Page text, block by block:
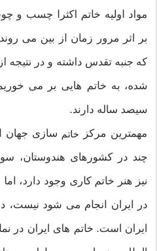
مواد اولیه خاتم اکثرا چسب و
بر اثر مرور زمان از بین می
که جنبه تقدس داشته و در نتیجه
شده، به خاتم هایی بر می
سیصد ساله دارند.
مهمترین مرکز
خاتم سازی جهان
چند در کشورهای هندوستان،
نیز هنر خاتم کاری وجود دارد،
در ایران انجام می شود نیست،
ایران است. خاتم های ایران در